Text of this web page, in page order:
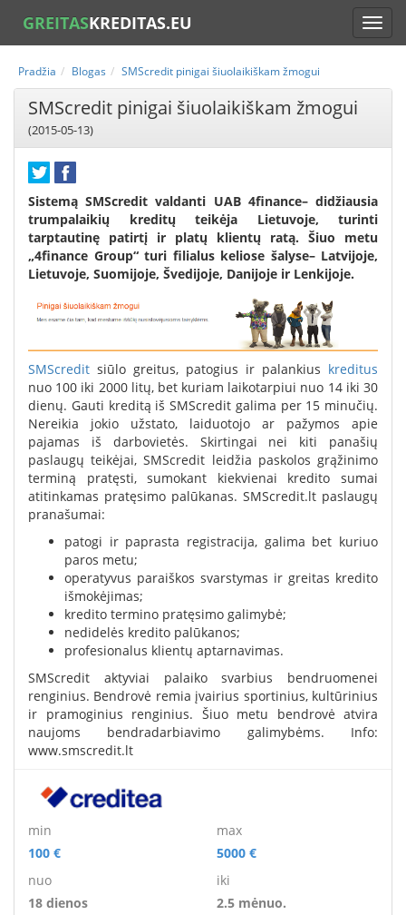
GREITASKREDITAS.EU
Pradžia Blogas SMScredit pinigai šiuolaikiškam žmogui
SMScredit pinigai šiuolaikiškam žmogui
(2015-05-13)
Sistemą SMScredit valdanti UAB 4finance– didžiausia
trumpalaikių kreditų teikėja Lietuvoje, turinti
tarptautinę patirtį ir platų klientų ratą. Šiuo metu
„4finance Group“ turi filialus keliose šalyse– Latvijoje,
Lietuvoje, Suomijoje, Švedijoje, Danijoje ir Lenkijoje.
SMScredit siūlo greitus, patogius ir palankius kreditus
nuo 100 iki 2000 litų, bet kuriam laikotarpiui nuo 14 iki 30
dienų. Gauti kreditą iš SMScredit galima per 15 minučių.
Nereikia jokio užstato, laiduotojo ar pažymos apie
pajamas iš darbovietės. Skirtingai nei kiti panašių
paslaugų teikėjai, SMScredit leidžia paskolos grąžinimo
terminą pratęsti, sumokant kiekvienai kredito sumai
atitinkamas pratęsimo palūkanas. SMScredit.lt paslaugų
pranašumai:
patogi ir paprasta registracija, galima bet kuriuo
paros metu;
operatyvus paraiškos svarstymas ir greitas kredito
išmokėjimas;
kredito termino pratęsimo galimybė;
nedidelės kredito palūkanos;
profesionalus klientų aptarnavimas.
SMScredit aktyviai palaiko svarbius bendruomenei
renginius. Bendrovė remia įvairius sportinius, kultūrinius
ir pramoginius renginius. Šiuo metu bendrovė atvira
naujoms bendradarbiavimo galimybėms. Info:
www.smscredit.lt
min
100 €
max
5000 €
nuo
18 dienos
iki
2.5 mėnuo.